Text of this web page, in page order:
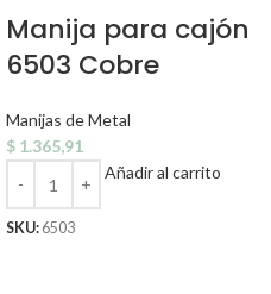
Manija para cajón
6503 Cobre
Manijas de Metal
$ 1.365,91
Añadir al carrito
SKU: 6503